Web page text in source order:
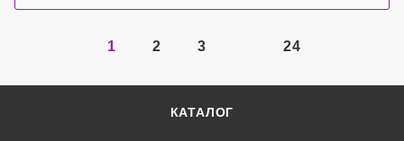
1 2 3 24
КАТАЛОГ